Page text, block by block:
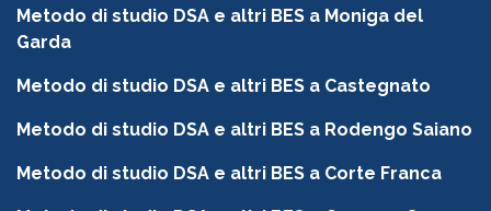
Metodo di studio DSA e altri BES a Moniga del
Garda
Metodo di studio DSA e altri BES a Castegnato
Metodo di studio DSA e altri BES a Rodengo Saiano
Metodo di studio DSA e altri BES a Corte Franca